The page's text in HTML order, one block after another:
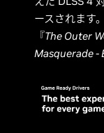
ースされます
『The Outer
Masquerade -